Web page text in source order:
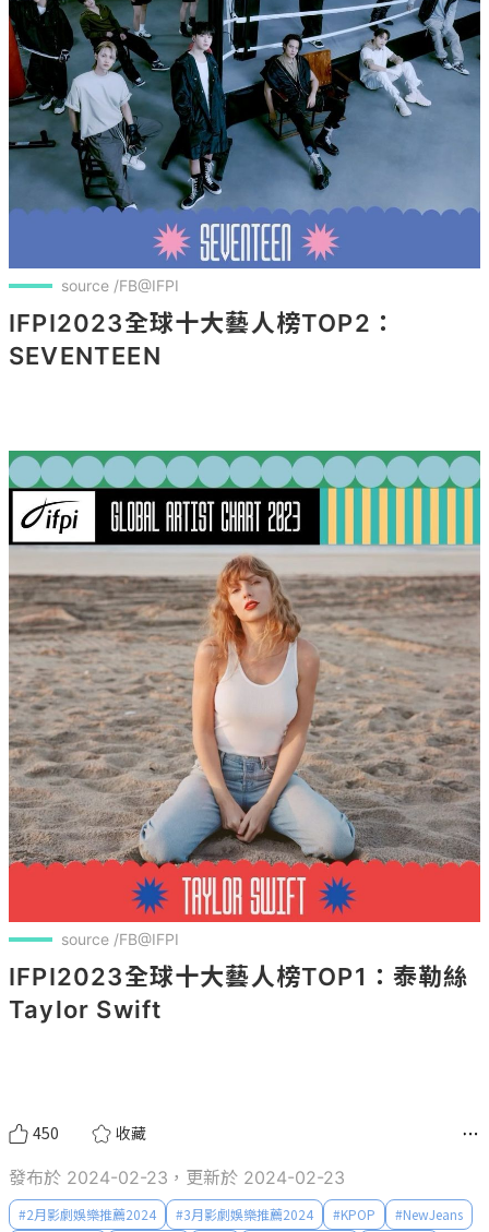
source /FB@IFPI
IFPI2023全球十大藝人榜TOP2：
SEVENTEEN
source /FB@IFPI
IFPI2023全球十大藝人榜TOP1：泰勒絲
Taylor Swift
450 收藏
發布於 2024-02-23，更新於 2024-02-23
#2月影劇娛樂推薦2024 #3月影劇娛樂推薦2024 #KPOP #NewJeans